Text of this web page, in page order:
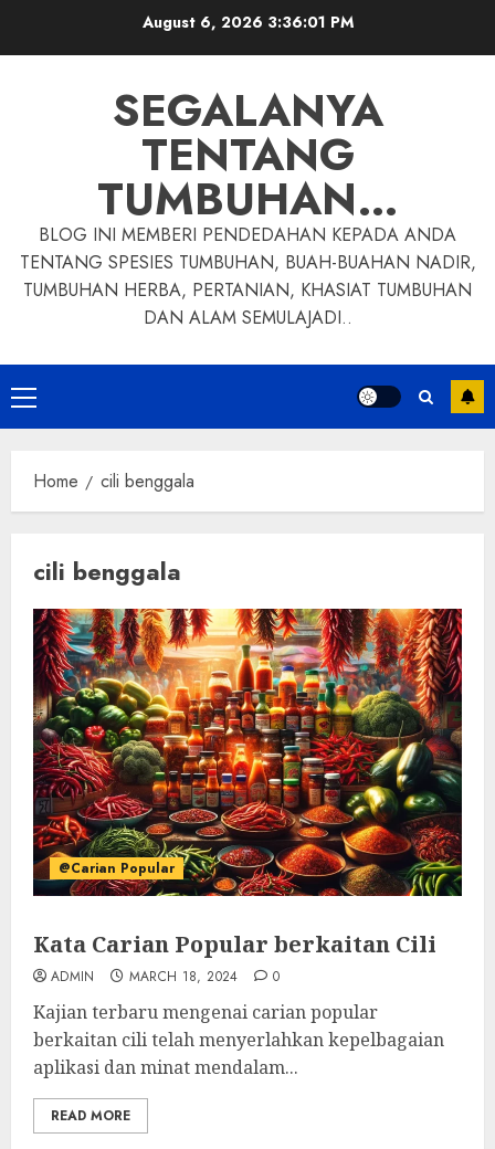
August 6, 2026 3:36:02 PM
SEGALANYA
TENTANG
TUMBUHAN…
BLOG INI MEMBERI PENDEDAHAN KEPADA ANDA
TENTANG SPESIES TUMBUHAN, BUAH-BUAHAN NADIR,
TUMBUHAN HERBA, PERTANIAN, KHASIAT TUMBUHAN
DAN ALAM SEMULAJADI..
Primary
Menu
Home cili benggala
cili benggala
@Carian Popular
Kata Carian Popular berkaitan Cili
ADMIN MARCH 18, 2024 0
Kajian terbaru mengenai carian popular
berkaitan cili telah menyerlahkan kepelbagaian
aplikasi dan minat mendalam...
READ MORE